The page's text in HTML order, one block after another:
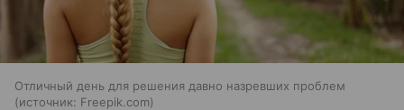
Отличный день для решения давно назревших проблем
источник: Freepik.com